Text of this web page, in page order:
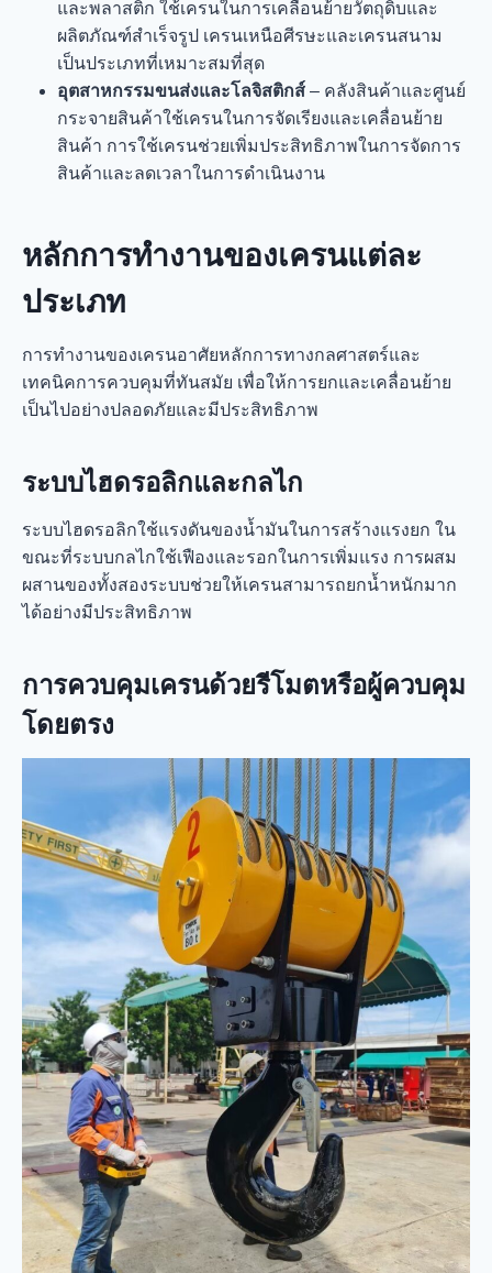
และพลาสติก ใช้เครนในการเคลื่อนย้ายวัตถุดิบและ
ผลิตภัณฑ์สำเร็จรูป เครนเหนือศีรษะและเครนสนาม
เป็นประเภทที่เหมาะสมที่สุด
อุตสาหกรรมขนส่งและโลจิสติกส์ – คลังสินค้าและศูนย์
กระจายสินค้าใช้เครนในการจัดเรียงและเคลื่อนย้าย
สินค้า การใช้เครนช่วยเพิ่มประสิทธิภาพในการจัดการ
สินค้าและลดเวลาในการดำเนินงาน
หลักการทำงานของเครนแต่ละ
ประเภท
การทำงานของเครนอาศัยหลักการทางกลศาสตร์และ
เทคนิคการควบคุมที่ทันสมัย เพื่อให้การยกและเคลื่อนย้าย
เป็นไปอย่างปลอดภัยและมีประสิทธิภาพ
ระบบไฮดรอลิกและกลไก
ระบบไฮดรอลิกใช้แรงดันของน้ำมันในการสร้างแรงยก ใน
ขณะที่ระบบกลไกใช้เฟืองและรอกในการเพิ่มแรง การผสม
ผสานของทั้งสองระบบช่วยให้เครนสามารถยกน้ำหนักมาก
ได้อย่างมีประสิทธิภาพ
การควบคุมเครนด้วยรีโมตหรือผู้ควบคุม
โดยตรง